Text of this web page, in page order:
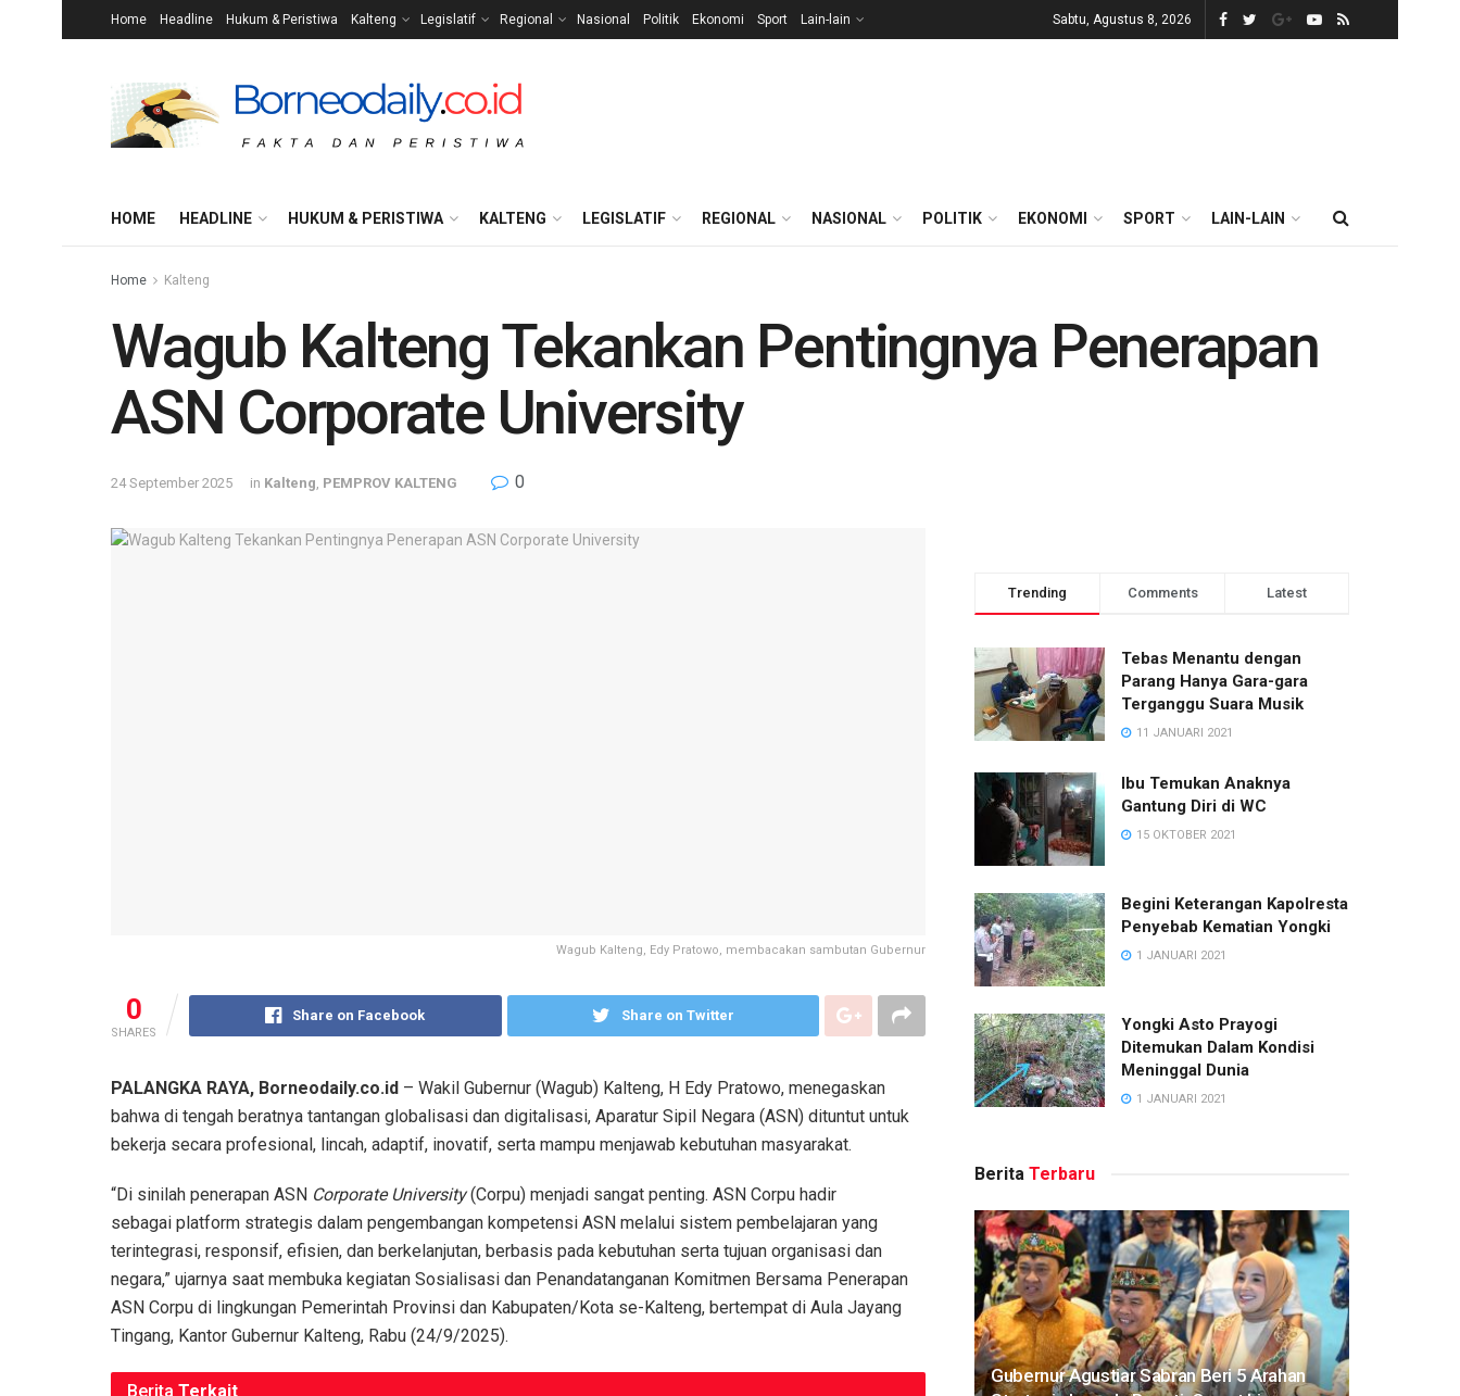
Home Headline Hukum & Peristiwa Kalteng Legislatif Regional Nasional Politik Ekonomi Sport Lain-lain Sabtu, Agustus 8, 2026
HOME HEADLINE HUKUM & PERISTIWA KALTENG LEGISLATIF REGIONAL NASIONAL POLITIK EKONOMI SPORT LAIN-LAIN
Home Kalteng
Wagub Kalteng Tekankan Pentingnya Penerapan
ASN Corporate University
24 September 2025 in Kalteng, PEMPROV KALTENG 0
Wagub Kalteng, Edy Pratowo, membacakan sambutan Gubernur
0
SHARES
Share on Facebook Share on Twitter
PALANGKA RAYA, Borneodaily.co.id – Wakil Gubernur (Wagub) Kalteng, H Edy Pratowo, menegaskan
bahwa di tengah beratnya tantangan globalisasi dan digitalisasi, Aparatur Sipil Negara (ASN) dituntut untuk
bekerja secara profesional, lincah, adaptif, inovatif, serta mampu menjawab kebutuhan masyarakat.
“Di sinilah penerapan ASN Corporate University(Corpu) menjadi sangat penting. ASN Corpu hadir
sebagai platform strategis dalam pengembangan kompetensi ASN melalui sistem pembelajaran yang
terintegrasi, responsif, efisien, dan berkelanjutan, berbasis pada kebutuhan serta tujuan organisasi dan
negara,” ujarnya saat membuka kegiatan Sosialisasi dan Penandatanganan Komitmen Bersama Penerapan
ASN Corpu di lingkungan Pemerintah Provinsi dan Kabupaten/Kota se-Kalteng, bertempat di Aula Jayang
Tingang, Kantor Gubernur Kalteng, Rabu (24/9/2025).
Berita Terkait
Trending Comments Latest
Tebas Menantu dengan
Parang Hanya Gara-gara
Terganggu Suara Musik
11 JANUARI 2021
Ibu Temukan Anaknya
Gantung Diri di WC
15 OKTOBER 2021
Begini Keterangan Kapolresta
Penyebab Kematian Yongki
1 JANUARI 2021
Yongki Asto Prayogi
Ditemukan Dalam Kondisi
Meninggal Dunia
1 JANUARI 2021
Berita Terbaru
Gubernur Agustiar Sabran Beri 5 Arahan